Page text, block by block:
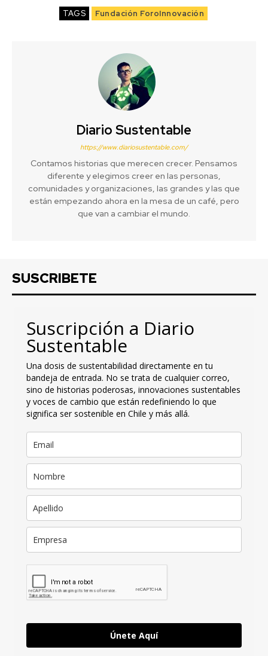
TAGS Fundación ForoInnovación
Diario Sustentable
https://www.diariosustentable.com/
Contamos historias que merecen crecer. Pensamos
diferente y elegimos creer en las personas,
comunidades y organizaciones, las grandes y las que
están empezando ahora en la mesa de un café, pero
que van a cambiar el mundo.
SUSCRIBETE
Suscripción a Diario
Sustentable
Una dosis de sustentabilidad directamente en tu
bandeja de entrada. No se trata de cualquier correo,
sino de historias poderosas, innovaciones sustentables
y voces de cambio que están redefiniendo lo que
significa ser sostenible en Chile y más allá.
Únete Aquí